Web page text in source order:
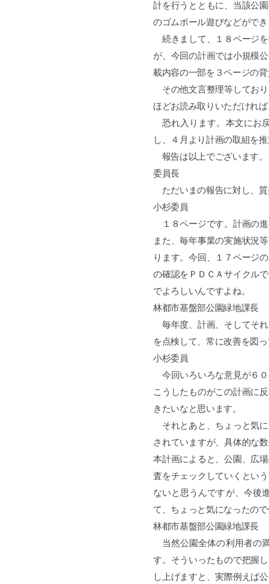
計を行うとともに、当該公
のゴムボール遊びなどがで
続きまして、１８ページ
が、今回の計画では小規模
載内容の一部を３ページの
その他文言整理等してお
ほどお読み取りいただけれ
恐れ入ります。本文にお
し、４月より計画の取組を
報告は以上でございます。
委員長
ただいまの報告に対し、
小杉委員
１８ページです。計画の
また、毎年事業の実施状況
ります。今回、１７ページ
の確認をＰＤＣＡサイクル
でよろしいんですよね。
林都市基盤部公園緑地課長
毎年度、計画、そしてそ
を点検して、常に改善を図
小杉委員
今回いろいろな意見が６
こうしたものがこの計画に
きたいなと思います。
それとあと、ちょっと気
されていますが、具体的な
本計画によると、公園、広
査をチェックしていくとい
ないと思うんですが、今後
て、ちょっと気になったの
林都市基盤部公園緑地課長
当然公園全体の利用者の
す。そういったもので把握
し上げますと、実際例えば